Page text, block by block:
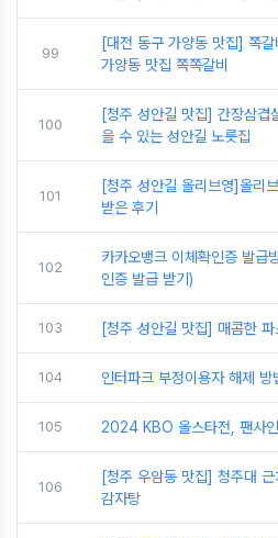
99
[대전 동구 가양동 맛집] 쪽
가양동 맛집 쪽쪽갈비
100
[청주 성안길 맛집] 간장삼겹
을 수 있는 성안길 노릇집
101
[청주 성안길 올리브영]올리
받은 후기
102
카카오뱅크 이체확인증 발급
인증 발급 받기)
103 [청주 성안길 맛집] 매콤한
104 인터파크 부정이용자 해제 방
105 2024 KBO 올스타전, 팬사
106
[청주 우암동 맛집] 청주대
감자탕